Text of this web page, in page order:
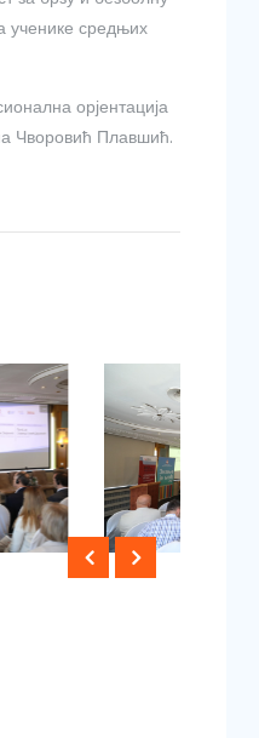
ученике средњих
орјентација
Чворовић Плавшић.